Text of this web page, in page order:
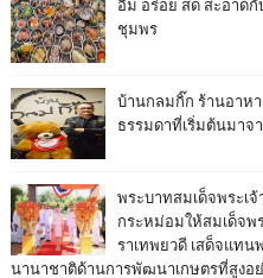
ชุมพร
บ้านกลมกิ๊ก ร้านอาห
ธรรมดาที่เริ่มต้นมาจ
พระบาทสมเด็จพระเ
กระหม่อมให้สมเด็จพ
ราเทพยวดี เสด็จแทน
นานาชาติด้านการพัฒนาเกษตรที่สูงอ